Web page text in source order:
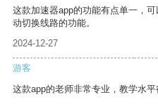
这款加速器app的功能有点单一，
动切换线路的功能。
2024-12-27
游客
这款app的老师非常专业，教学水